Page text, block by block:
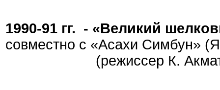
1990-91 гг. - «Великий
совместно с «Асахи Симбун»
(режиссер К.